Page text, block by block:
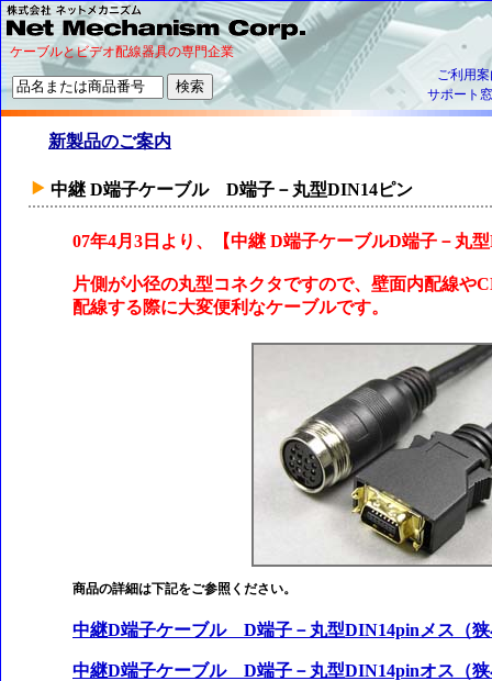
ケーブルとビデオ配線器具の専門企業
ご利用
サポート
新製品のご案内
中継 D端子ケーブル D端子－丸型DIN14ピン
07年4月3日より、【中継 D端子ケーブルD端子－丸
片側が小径の丸型コネクタですので、壁面内配線や
配線する際に大変便利なケーブルです。
商品の詳細は下記をご参照ください。
中継D端子ケーブル D端子－丸型DIN14pinメス（
中継D端子ケーブル D端子－丸型DIN14pinオス（